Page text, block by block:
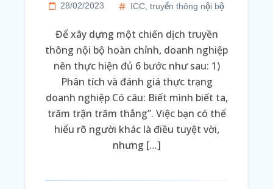
28/02/2023 ICC truyền thông nội bộ
Để xây dựng một chiến dịch truyền
thông nội bộ hoàn chỉnh, doanh nghiệp
nên thực hiện đủ 6 bước như sau: 1)
Phân tích và đánh giá thực trạng
doanh nghiệp Có câu: Biết mình biết ta,
trăm trận trăm thắng”. Việc bạn có thể
hiểu rõ người khác là điều tuyệt vời,
nhưng […]